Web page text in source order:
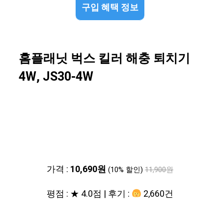
구입 혜택 정보
홈플래닛 벅스 킬러 해충 퇴치기
4W, JS30-4W
가격 : 10,690원 (10% 할인) 11,900원
평점 : ★ 4.0점 | 후기 : 2,660건